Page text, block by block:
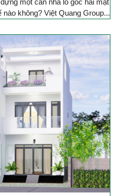
một căn nhà lô góc hai mặt
không? Việt Quang Group...